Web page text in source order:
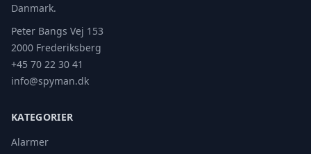
Danmark.
Peter Bangs Vej 153
2000 Frederiksberg
+45 70 22 30 41
info@spyman.dk
KATEGORIER
Alarmer